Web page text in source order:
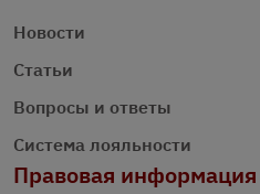
Новости
Статьи
Вопросы и ответы
Система лояльности
Правовая информация